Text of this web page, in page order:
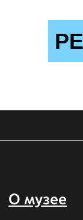
Экскурсии
Телеграм